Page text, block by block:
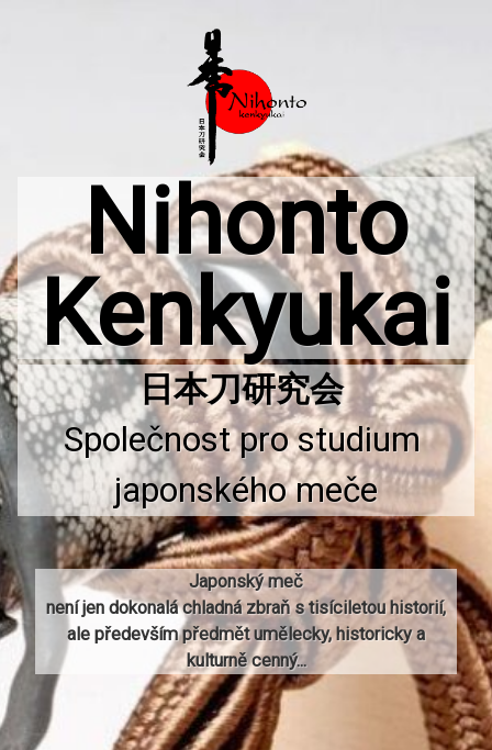
Nihonto
Kenkyukai
Společnost pro studium
japonského meče
Japonský meč
není jen dokonalá chladná zbraň s tisíciletou historií,
ale především předmět umělecky, historicky a
kulturně cenný...